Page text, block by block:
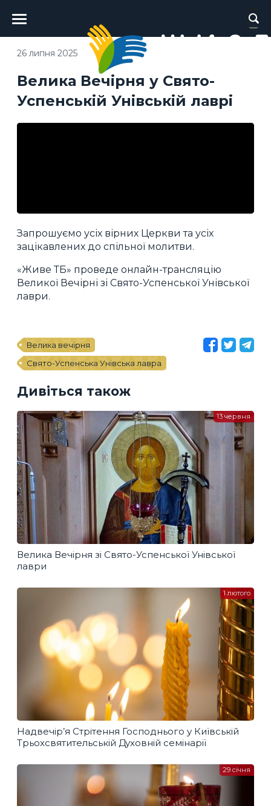
Головне
меню
Велика Вечірня у Свято-
Успенській Унівській лаврі
26 липня 2025
Запрошуємо усіх вірних Церкви та усіх
зацікавлених до спільної молитви.
«Живе ТБ» проведе онлайн-трансляцію
Великої Вечірні зі Свято-Успенської Унівської
лаври.
Велика вечірня
Свято-Успенська Унівська лавра
Дивіться також
Велика Вечірня зі Свято-Успенської Унівської
лаври
13 червня
Надвечір’я Стрітення Господнього у Київській
Трьохсвятительській Духовній семінарії
1 лютого
29 січня